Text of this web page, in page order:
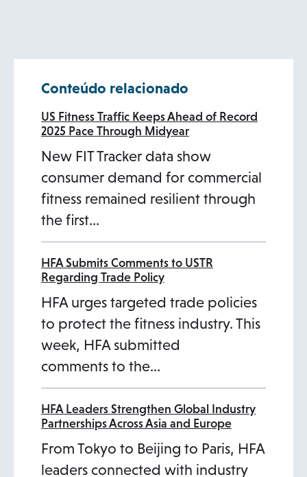
a
e
w
t
b
i
n
a
n
e
w
t
a
b
Conteúdo relacionado
US Fitness Traffic Keeps Ahead of Record
2025 Pace Through Midyear
New FIT Tracker data show
consumer demand for commercial
fitness remained resilient through
the first…
HFA Submits Comments to USTR
Regarding Trade Policy
HFA urges targeted trade policies
to protect the fitness industry. This
week, HFA submitted
comments to the…
HFA Leaders Strengthen Global Industry
Partnerships Across Asia and Europe
From Tokyo to Beijing to Paris, HFA
leaders connected with industry